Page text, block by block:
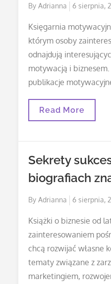
ByAdrianna
Posted
6 sierpnia,
Księgarnia
którym osoby
odnajdują
motywacją i
publikacje
Rozwój
Publikacjom
Read More
Sekrety
biografiach
ByAdrianna
Posted
6 sierpnia,
Książki o biznesie od
zainteresowaniem
chcą rozwijać własne
tematy związane z
marketingiem,